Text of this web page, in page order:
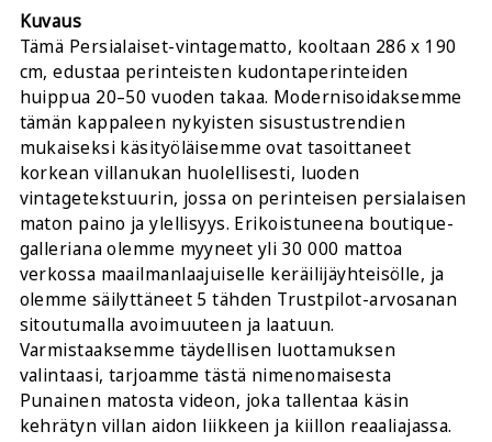
Kuvaus
Tämä Persialaiset-vintagematto, kooltaan 286 x 190
cm, edustaa perinteisten kudontaperinteiden
huippua 20–50 vuoden takaa. Modernisoidaksemme
tämän kappaleen nykyisten sisustustrendien
mukaiseksi käsityöläisemme ovat tasoittaneet
korkean villanukan huolellisesti, luoden
vintagetekstuurin, jossa on perinteisen persialaisen
maton paino ja ylellisyys. Erikoistuneena boutique-
galleriana olemme myyneet yli 30 000 mattoa
verkossa maailmanlaajuiselle keräilijäyhteisölle, ja
olemme säilyttäneet 5 tähden Trustpilot-arvosanan
sitoutumalla avoimuuteen ja laatuun.
Varmistaaksemme täydellisen luottamuksen
valintaasi, tarjoamme tästä nimenomaisesta
Punainen matosta videon, joka tallentaa käsin
kehrätyn villan aidon liikkeen ja kiillon reaaliajassa.